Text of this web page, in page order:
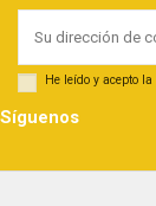
He leído y acepto la
Síguenos